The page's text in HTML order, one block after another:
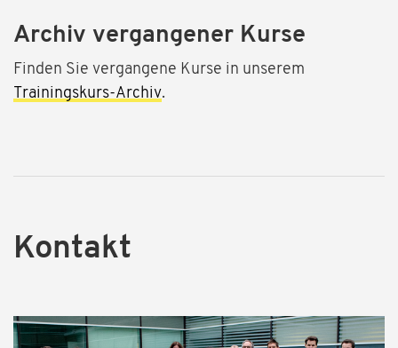
Archiv vergangener Kurse
Finden Sie vergangene Kurse in unserem
Trainingskurs-Archiv.
Kontakt